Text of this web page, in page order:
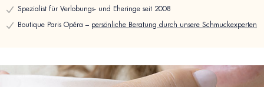
Spezialist für Verlobungs- und Eheringe seit 2008
Boutique Paris Opéra – persönliche Beratung durch unsere Schmuckexperten